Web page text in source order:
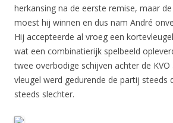
herkansing na de eerste remise, maar
moest hij winnen en dus nam André
Hij accepteerde al vroeg een
wat een combinatierijk spelbeeld
twee overbodige schijven achter de
vleugel werd gedurende de partij steeds
steeds slechter.